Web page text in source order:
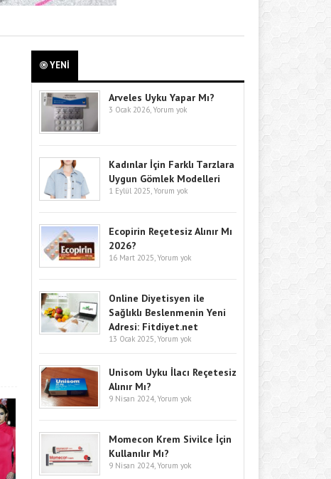
YENİ
Arveles Uyku Yapar Mı?
3 Ocak 2026, Yorum yok
Kadınlar İçin Farklı Tarzlara
Uygun Gömlek Modelleri
1 Eylül 2025, Yorum yok
Ecopirin Reçetesiz Alınır Mı
2026?
16 Mart 2025, Yorum yok
Online Diyetisyen ile
Sağlıklı Beslenmenin Yeni
Adresi: Fitdiyet.net
13 Ocak 2025, Yorum yok
Unisom Uyku İlacı Reçetesiz
Alınır Mı?
9 Nisan 2024, Yorum yok
Momecon Krem Sivilce İçin
Kullanılır Mı?
9 Nisan 2024, Yorum yok